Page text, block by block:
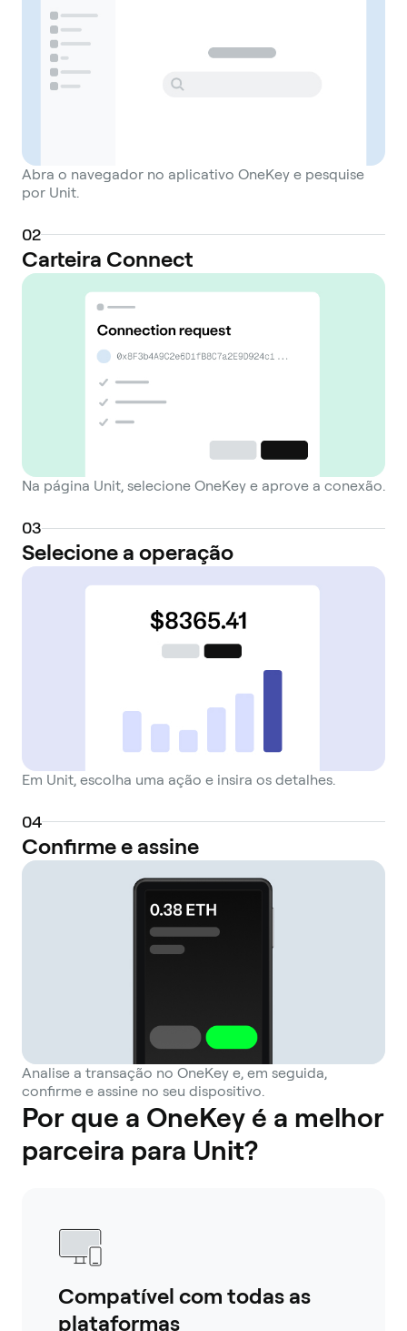
Abra o navegador no aplicativo OneKey e pesquise
por Unit.
02
Carteira Connect
Na página Unit, selecione OneKey e aprove a conexão.
03
Selecione a operação
Em Unit, escolha uma ação e insira os detalhes.
04
Confirme e assine
Analise a transação no OneKey e, em seguida,
confirme e assine no seu dispositivo.
Por que a OneKey é a melhor
parceira para Unit?
Compatível com todas as
plataformas